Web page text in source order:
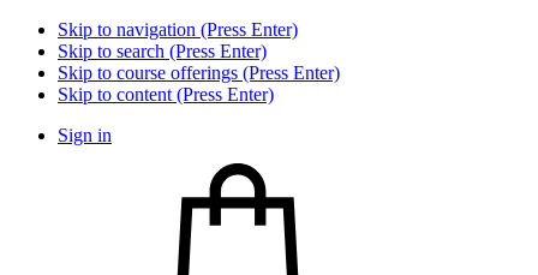
Skip to navigation (Press Enter)
Skip to search (Press Enter)
Skip to course offerings (Press Enter)
Skip to content (Press Enter)
Sign in